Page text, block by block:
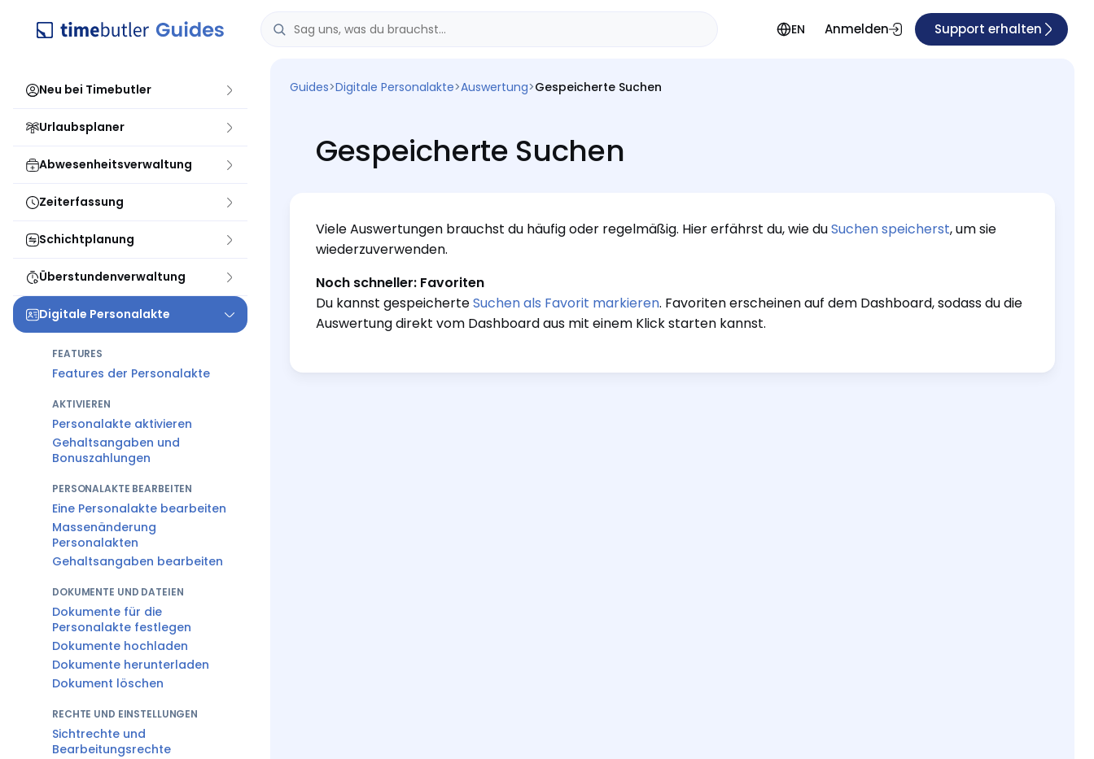
EN Anmelden Support erhalten
Neu bei Timebutler
Urlaubsplaner
Abwesenheitsverwaltung
Zeiterfassung
Schichtplanung
Überstundenverwaltung
Digitale Personalakte
FEATURES
Features der Personalakte
AKTIVIEREN
Personalakte aktivieren
Gehaltsangaben und
Bonuszahlungen
PERSONALAKTE BEARBEITEN
Eine Personalakte bearbeiten
Massenänderung
Personalakten
Gehaltsangaben bearbeiten
DOKUMENTE UND DATEIEN
Dokumente für die
Personalakte festlegen
Dokumente hochladen
Dokumente herunterladen
Dokument löschen
RECHTE UND EINSTELLUNGEN
Sichtrechte und
Bearbeitungsrechte
Guides>Digitale Personalakte>Auswertung>Gespeicherte Suchen
Gespeicherte Suchen
Viele Auswertungen brauchst du häufig oder regelmäßig. Hier erfährst du, wie duSuchen speicherst, um sie
wiederzuverwenden.
Noch schneller: Favoriten
Du kannst gespeicherteSuchen als Favorit markieren. Favoriten erscheinen auf dem Dashboard, sodass du die
Auswertung direkt vom Dashboard aus mit einem Klick starten kannst.